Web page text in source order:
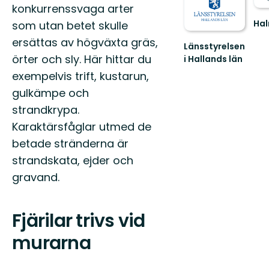
konkurrenssvaga arter
som utan betet skulle
ersättas av högväxta gräs,
örter och sly. Här hittar du
exempelvis trift, kustarun,
gulkämpe och
strandkrypa.
Karaktärsfåglar utmed de
betade stränderna är
strandskata, ejder och
gravand.
Fjärilar trivs vid
murarna
Länsstyrelsen
i Hallands län